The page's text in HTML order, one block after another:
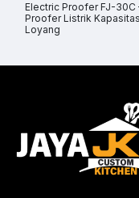
Electric Proofer FJ-30C
Proofer Listrik
Loyang